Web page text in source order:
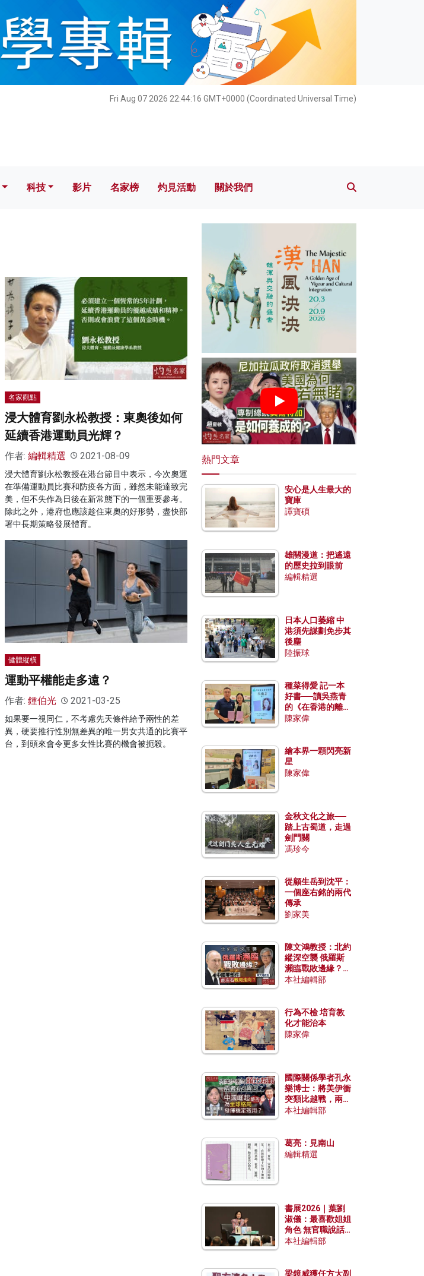
Fri Aug 07 2026 22:44:17 GMT+0000 (Coordinated Universal Time)
科技 影片 名家榜 灼見活動 關於我們
科技 影片 名家榜 灼見活動 關於我們
名家觀點
浸大體育劉永松教授：東奧後如何
延續香港運動員光輝？
作者: 編輯精選 2021-08-09
浸大體育劉永松教授在港台節目中表示，今次奧運
在準備運動員比賽和防疫各方面，雖然未能達致完
美，但不失作為日後在新常態下的一個重要參考。
除此之外，港府也應該趁住東奧的好形勢，盡快部
署中長期策略發展體育。
健體縱橫
運動平權能走多遠？
作者: 鍾伯光 2021-03-25
如果要一視同仁，不考慮先天條件給予兩性的差
異，硬要推行性別無差異的唯一男女共通的比賽平
台，到頭來會令更多女性比賽的機會被扼殺。
熱門文章
安心是人生最大的
寶庫
譚寶碩
雄關漫道：把遙遠
的歷史拉到眼前
編輯精選
日本人口萎縮 中
港須先謀劃免步其
後塵
陸振球
種菜得愛 記一本
好書──讀吳燕青
的《在香港的離島
種菜》
陳家偉
繪本界一顆閃亮新
星
陳家偉
金秋文化之旅──
踏上古蜀道，走過
劍門關
馮珍今
從顧生岳到沈平：
一個座右銘的兩代
傳承
劉家美
陳文鴻教授：北約
縱深空襲 俄羅斯
瀕臨戰敗邊緣？中
國零部件能左右戰
本社編輯部
行為不檢 培育教
化才能治本
陳家偉
國際關係學者孔永
樂博士：將美伊衝
突類比越戰，兩者
有何異同？中國崛
本社編輯部
葛亮：見南山
編輯精選
書展2026｜葉劉
淑儀：最喜歡姐姐
角色 無官職說話
包袱少
本社編輯部
梁鏡威獲任方大副